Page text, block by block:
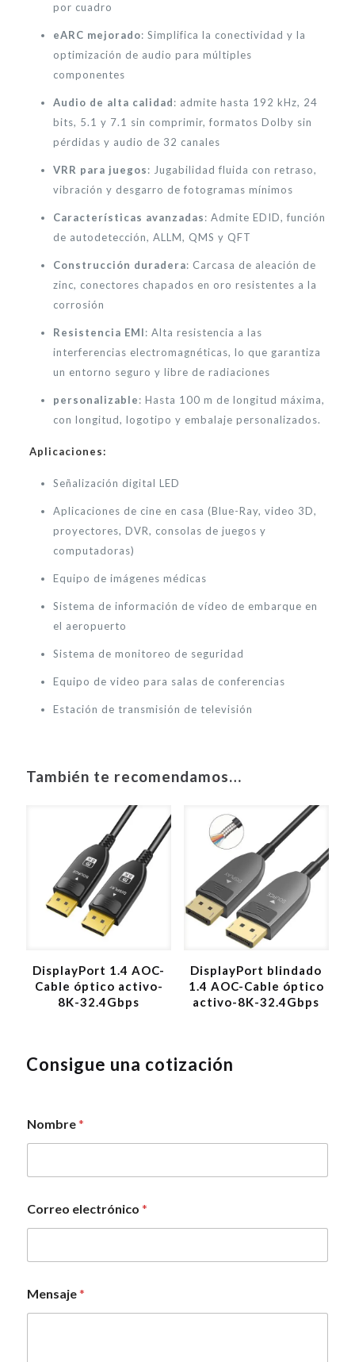
por cuadro
eARC mejorado: Simplifica la conectividad y la
optimización de audio para múltiples
componentes
Audio de alta calidad: admite hasta 192 kHz, 24
bits, 5.1 y 7.1 sin comprimir, formatos Dolby sin
pérdidas y audio de 32 canales
VRR para juegos: Jugabilidad fluida con retraso,
vibración y desgarro de fotogramas mínimos
Características avanzadas: Admite EDID, función
de autodetección, ALLM, QMS y QFT
Construcción duradera: Carcasa de aleación de
zinc, conectores chapados en oro resistentes a la
corrosión
Resistencia EMI: Alta resistencia a las
interferencias electromagnéticas, lo que garantiza
un entorno seguro y libre de radiaciones
personalizable: Hasta 100 m de longitud máxima,
con longitud, logotipo y embalaje personalizados.
Aplicaciones:
Señalización digital LED
Aplicaciones de cine en casa (Blue-Ray, video 3D,
proyectores, DVR, consolas de juegos y
computadoras)
Equipo de imágenes médicas
Sistema de información de vídeo de embarque en
el aeropuerto
Sistema de monitoreo de seguridad
Equipo de video para salas de conferencias
Estación de transmisión de televisión
También te recomendamos…
DisplayPort 1.4 AOC-
Cable óptico activo-
8K-32.4Gbps
DisplayPort blindado
1.4 AOC-Cable óptico
activo-8K-32.4Gbps
Consigue una cotización
Nombre*
l
e
t
ó
n
i
Correo electrónico *
Mensaje*